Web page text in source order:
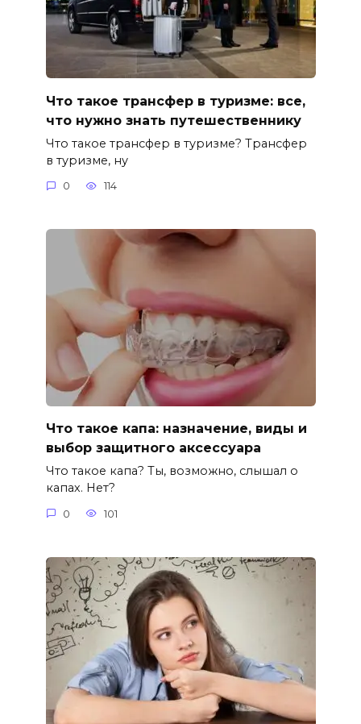
Что такое трансфер в туризме: все,
что нужно знать путешественнику
Что такое трансфер в туризме? Трансфер
в туризме, ну
0 114
Что такое капа: назначение, виды и
выбор защитного аксессуара
Что такое капа? Ты, возможно, слышал о
капах. Нет?
0 101